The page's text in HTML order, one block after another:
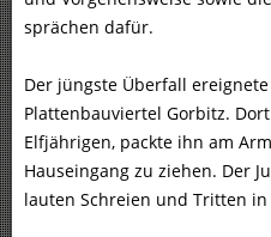
sprächen dafür.
Der jüngste Überfall
Plattenbauviertel Gorbitz.
Elfjährigen, packte ihn am
Hauseingang zu ziehen. Der
lauten Schreien und Tritten